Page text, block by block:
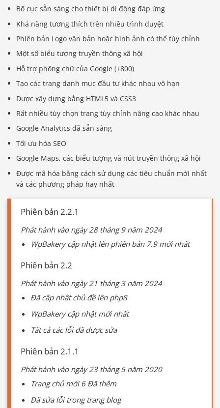
Bố cục sẵn sàng cho thiết bị di động đáp ứng
Khả năng tương thích trên nhiều trình duyệt
Phiên bản Logo văn bản hoặc hình ảnh có thể tùy chỉnh
Một số biểu tượng truyền thông xã hội
Hỗ trợ phông chữ của Google (+800)
Tạo các trang danh mục đầu tư khác nhau vô hạn
Được xây dựng bằng HTML5 và CSS3
Rất nhiều tùy chọn trang tùy chỉnh nâng cao khác nhau
Google Analytics đã sẵn sàng
Tối ưu hóa SEO
Google Maps, các biểu tượng và nút truyền thông xã hội
Được mã hóa bằng cách sử dụng các tiêu chuẩn mới nhất
và các phương pháp hay nhất
Phiên bản 2.2.1
Phát hành vào ngày 28 tháng 9 năm 2024
WpBakery cập nhật lên phiên bản 7.9 mới nhất
Phiên bản 2.2
Phát hành vào ngày 21 tháng 3 năm 2024
Đã cập nhật chủ đề lên php8
WpBakery cập nhật mới nhất
Tất cả các lỗi đã được sửa
Phiên bản 2.1.1
Phát hành vào ngày 23 tháng 5 năm 2020
Trang chủ mới 6 Đã thêm
Đã sửa lỗi trong trang blog